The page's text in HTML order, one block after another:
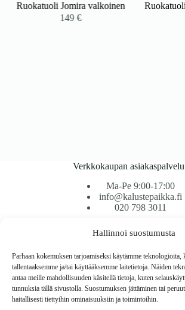
Hallinnoi suostumusta
Parhaan kokemuksen tarjoamiseksi käytämme teknologioita,
tallentaaksemme ja/tai käyttääksemme laitetietoja. Näiden
antaa meille mahdollisuuden käsitellä tietoja, kuten
tunnuksia tällä sivustolla. Suostumuksen jättäminen tai
haitallisesti tiettyihin ominaisuuksiin ja toimintoihin.
Ruokatuoli Jomira valkoinen
149€
Verkkokaupan asiakaspalvelu
Ma-Pe 9:00-17:00
info@kalustepaikka.fi
020 798 3011
Tavarantoimitus / Maksutavat
Toimitustavat
Maksutavat
Vaihto ja palautus
Reklamaatiot